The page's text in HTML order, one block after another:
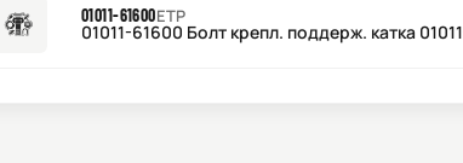
01011-61600ETP
01011-61600 Болт крепл. поддерж. катка